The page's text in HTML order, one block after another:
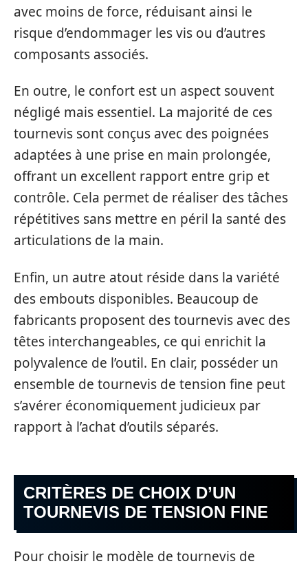
avec moins de force, réduisant ainsi le
risque d’endommager les vis ou d’autres
composants associés.
En outre, le confort est un aspect souvent
négligé mais essentiel. La majorité de ces
tournevis sont conçus avec des poignées
adaptées à une prise en main prolongée,
offrant un excellent rapport entre grip et
contrôle. Cela permet de réaliser des tâches
répétitives sans mettre en péril la santé des
articulations de la main.
Enfin, un autre atout réside dans la variété
des embouts disponibles. Beaucoup de
fabricants proposent des tournevis avec des
têtes interchangeables, ce qui enrichit la
polyvalence de l’outil. En clair, posséder un
ensemble de tournevis de tension fine peut
s’avérer économiquement judicieux par
rapport à l’achat d’outils séparés.
CRITÈRES DE CHOIX D’UN
TOURNEVIS DE TENSION FINE
Pour choisir le modèle de tournevis de